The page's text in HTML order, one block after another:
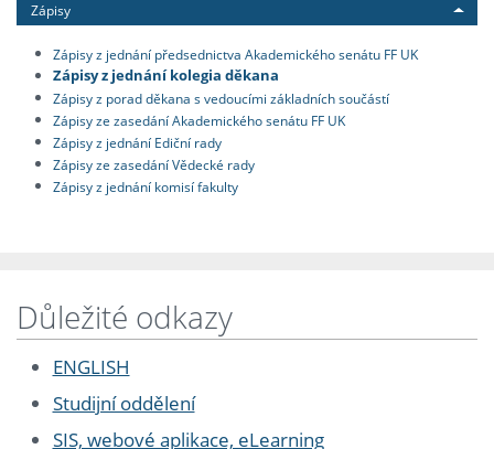
Zápisy
Zápisy z jednání předsednictva Akademického senátu FF UK
Zápisy z jednání kolegia děkana
Zápisy z porad děkana s vedoucími základních součástí
Zápisy ze zasedání Akademického senátu FF UK
Zápisy z jednání Ediční rady
Zápisy ze zasedání Vědecké rady
Zápisy z jednání komisí fakulty
Důležité odkazy
ENGLISH
Studijní oddělení
SIS, webové aplikace, eLearning